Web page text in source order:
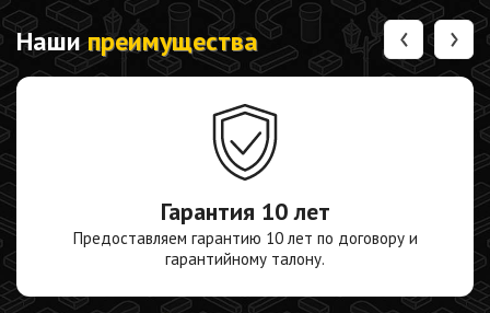
Нашипреимущества
Гарантия 10 лет
Предоставляем гарантию 10 лет по договору и
гарантийному талону.
‹ ›